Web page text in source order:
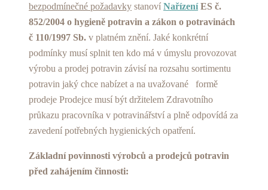
bezpodmínečné požadavky stanoví NařízeníES č.
852/2004 o hygieně potravin a zákon o potravinách
č 110/1997 Sb. v platném znění. Jaké konkrétní
podmínky musí splnit ten kdo má v úmyslu provozovat
výrobu a prodej potravin závisí na rozsahu sortimentu
potravin jaký chce nabízet a na uvažované formě
prodeje Prodejce musí být držitelem Zdravotního
průkazu pracovníka v potravinářství a plně odpovídá za
zavedení potřebných hygienických opatření.
Základní povinnosti výrobců a prodejců potravin
před zahájením činnosti: